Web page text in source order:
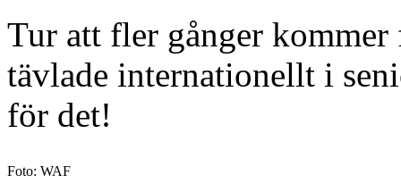
Tur att fler gånger
tävlade internationellt i
för det!
Foto: WAF